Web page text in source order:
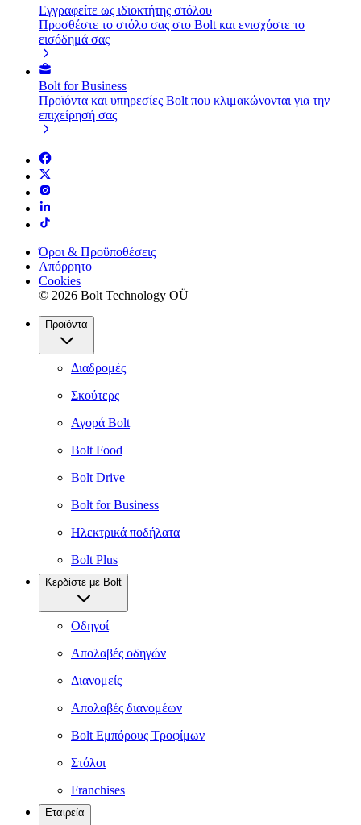
Εγγραφείτε ως ιδιοκτήτης στόλου
Προσθέστε το στόλο σας στο Bolt και ενισχύστε το
εισόδημά σας
Bolt for Business
Προϊόντα και υπηρεσίες Bolt που κλιμακώνονται για την
επιχείρησή σας
Όροι & Προϋποθέσεις
Απόρρητο
Cookies
© 2026 Bolt Technology OÜ
Προϊόντα
Διαδρομές
Σκούτερς
Αγορά Bolt
Bolt Food
Bolt Drive
Bolt for Business
Ηλεκτρικά ποδήλατα
Bolt Plus
Κερδίστε με Bolt
Οδηγοί
Απολαβές οδηγών
Διανομείς
Απολαβές διανομέων
Bolt Εμπόρους Τροφίμων
Στόλοι
Franchises
Εταιρεία